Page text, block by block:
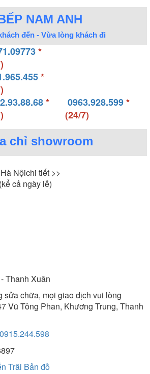
NAM ANH
đến - Vừa lòng khách đi
*
*
*
0963.928.599*
(24/7)
chỉ showroom
Nộichi tiết >>
cả ngày lễ)
Thanh Xuân
Vũ Tông Phan, Khương Trung, Thanh
0915.244.598
Trãi Bản đồ